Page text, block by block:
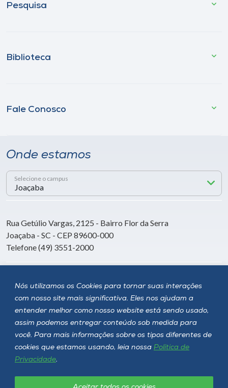
Nós utilizamos os Cookies para tornar suas interações
com nosso site mais significativa. Eles nos ajudam a
entender melhor como nosso website está sendo usado,
assim podemos entregar conteúdo sob medida para
você. Para mais informações sobre os tipos diferentes de
cookies que estamos usando, leia nossa Política de
Privacidade.
Pesquisa
Biblioteca
Fale Conosco
Onde estamos
Selecione o campus
Rua Getúlio Vargas, 2125 - Bairro Flor da Serra
Joaçaba - SC - CEP 89600-000
Telefone (49) 3551-2000
Siga a Unoesc